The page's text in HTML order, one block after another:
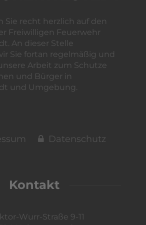
Sie recht herzlich auf den
Freiwilligen Feuerwehr
An dieser Stelle
Sie fortan regelmäßig und
Arbeit zum Schutze
und Bürger in
und Umgebung.
Datenschutz
Kontakt
Wurr-Straße 9-11